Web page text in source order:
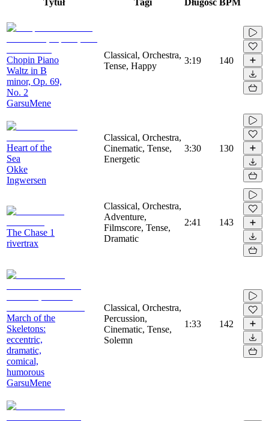
Chopin Piano
Waltz in B
minor, Op. 69,
No. 2
GarsuMene
Classical, Orchestra,
Tense, Happy
3:19 140
Heart of the
Sea
Okke
Ingwersen
Classical, Orchestra,
Cinematic, Tense,
Energetic
3:30 130
The Chase 1
rivertrax
Classical, Orchestra,
Adventure,
Filmscore, Tense,
Dramatic
2:41 143
March of the
Skeletons:
eccentric,
dramatic,
comical,
humorous
GarsuMene
Classical, Orchestra,
Percussion,
Cinematic, Tense,
Solemn
1:33 142